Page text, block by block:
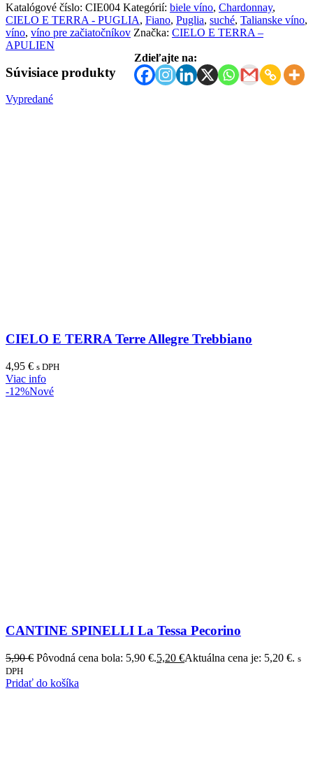
Katalógové číslo: CIE004 Kategórií: biele víno, Chardonnay,
CIELO E TERRA - PUGLIA, Fiano, Puglia, suché, Talianske víno,
víno, víno pre začiatočníkov Značka: CIELO E TERRA –
APULIEN
Zdieľajte na:
Súvisiace produkty
Vypredané
CIELO E TERRA Terre Allegre Trebbiano
4,95 € s DPH
Viac info
-12%Nové
CANTINE SPINELLI La Tessa Pecorino
5,90€ Pôvodná cena bola: 5,90 €.5,20 €Aktuálna cena je: 5,20 €. s
DPH
Pridať do košíka